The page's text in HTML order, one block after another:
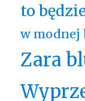
to
w modnej
Zara